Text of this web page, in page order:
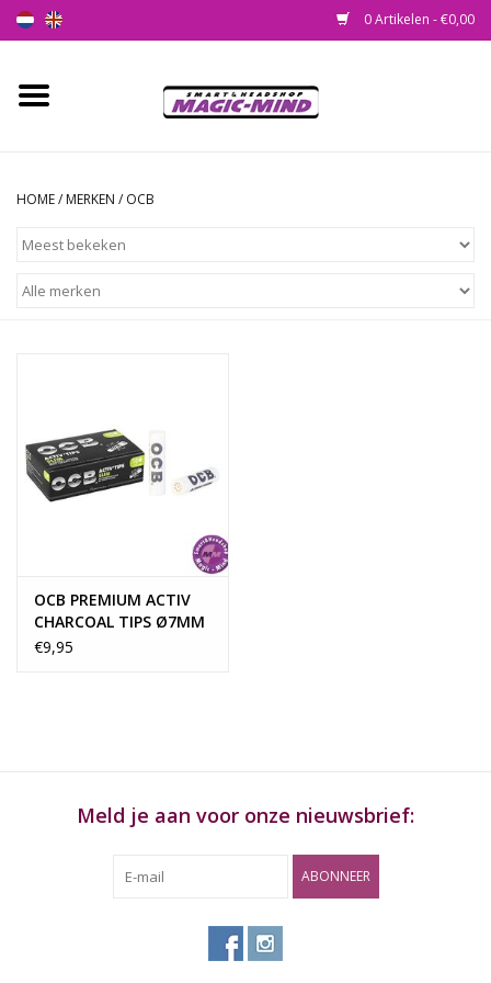
0 Artikelen - €0,00
Home
Headshop
Psychedelic
Sale
HOME/ MERKEN / OCB
OCB PREMIUM ACTIV
CHARCOAL TIPS Ø7MM
(1x50 pc)
€9,95
Meld je aan voor onze nieuwsbrief:
ABONNEER